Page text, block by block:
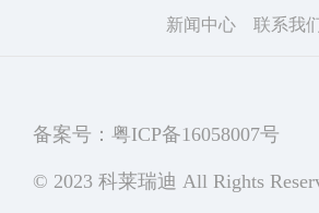
新闻中心 联系我
备案号：粤ICP备16058007号
© 2023 科莱瑞迪 All Rights